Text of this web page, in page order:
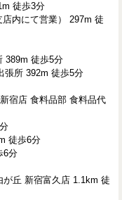
徒歩3分
内にて営業） 297m 徒
389m 徒歩5分
張所 392m 徒歩5分
宿店 食料品部 食料品代
徒歩6分
6分
が丘 新宿富久店 1.1km 徒